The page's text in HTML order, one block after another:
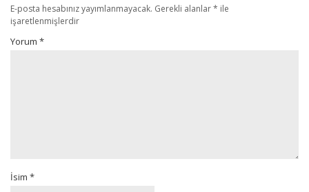
E-posta hesabınız yayımlanmayacak. Gerekli alanlar* ile
işaretlenmişlerdir
Yorum *
İsim *